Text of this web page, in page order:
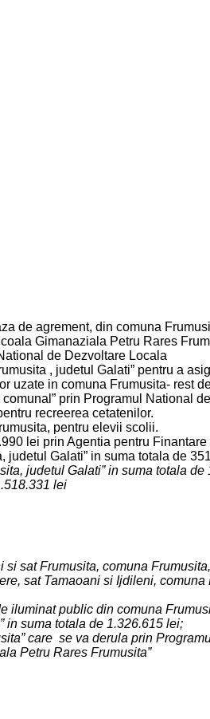
de agrement, din comuna
Gimanaziala Petru Rares
de Dezvoltare Locala
, judetul Galati” pentru a
uzate in comuna Frumusita- rest
prin Programul National
recreerea cetatenilor.
pentru elevii scolii.
lei prin Agentia pentru
judetul Galati” in suma totala de
judetul Galati” in suma totala de
lei
sat Frumusita, comuna
sat Tamaoani si Ijdileni,
iluminat public din comuna
in suma totala de 1.326.615 lei;
care se va derula prin
Petru Rares Frumusita”